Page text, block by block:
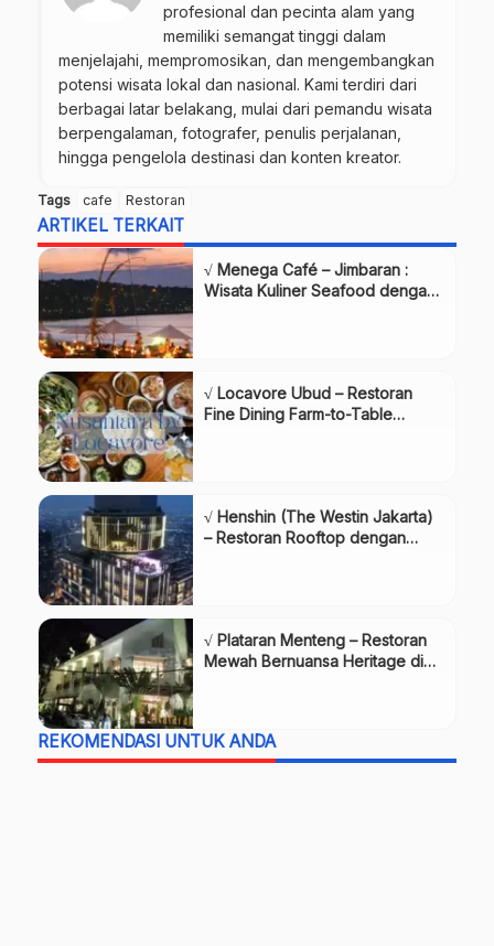
profesional dan pecinta alam yang
memiliki semangat tinggi dalam
menjelajahi, mempromosikan, dan mengembangkan
potensi wisata lokal dan nasional. Kami terdiri dari
berbagai latar belakang, mulai dari pemandu wisata
berpengalaman, fotografer, penulis perjalanan,
hingga pengelola destinasi dan konten kreator.
Tags cafe Restoran
ARTIKEL TERKAIT
√ Menega Café – Jimbaran :
Wisata Kuliner Seafood dengan
√ Locavore Ubud – Restoran
Fine Dining Farm-to-Table
√ Henshin (The Westin Jakarta)
– Restoran Rooftop dengan
√ Plataran Menteng – Restoran
Mewah Bernuansa Heritage di
REKOMENDASI UNTUK ANDA